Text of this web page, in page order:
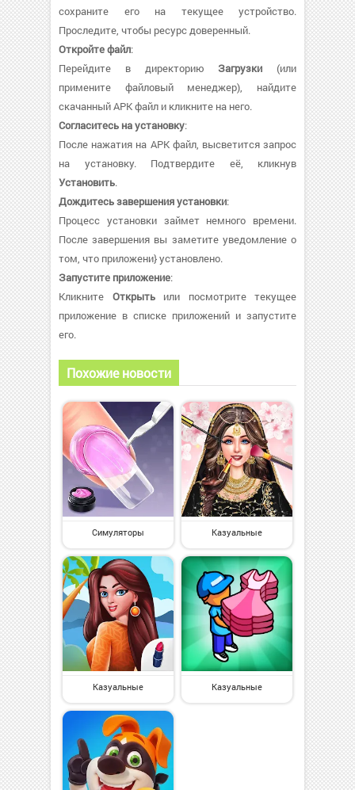
сохраните его на текущее устройство.
Проследите, чтобы ресурс доверенный.
Откройте файл:
Перейдите в директориюЗагрузки (или
примените файловый менеджер), найдите
скачанный APK файл и кликните на него.
Согласитесь на установку:
После нажатия на APK файл, высветится запрос
на установку. Подтвердите её, кликнув
Установить.
Дождитесь завершения установки:
Процесс установки займет немного времени.
После завершения вы заметите уведомление о
том, что приложени} установлено.
Запустите приложение:
Кликните Открытьили посмотрите текущее
приложение в списке приложений и запустите
его.
Похожие новости
Симуляторы Казуальные
Казуальные Казуальные